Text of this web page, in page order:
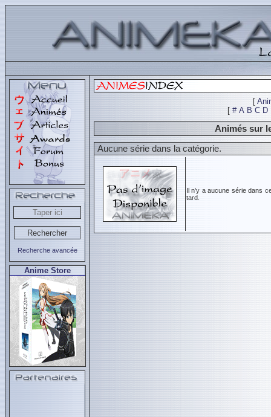
Recherche avancée
Anime Store
[
[ # A B C D
Animés sur
Aucune série dans la catégorie.
Il n'y a aucune série dans
tard.